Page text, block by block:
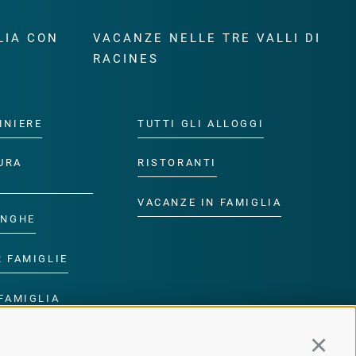
CON
FAMIGLIE
VACANZE NELLE TRE VALLI DI
RACINES
TUTTI GLI ALLOGGI
RISTORANTI
VACANZE IN FAMIGLIA